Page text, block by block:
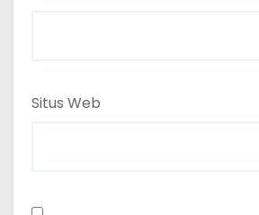
Situs Web